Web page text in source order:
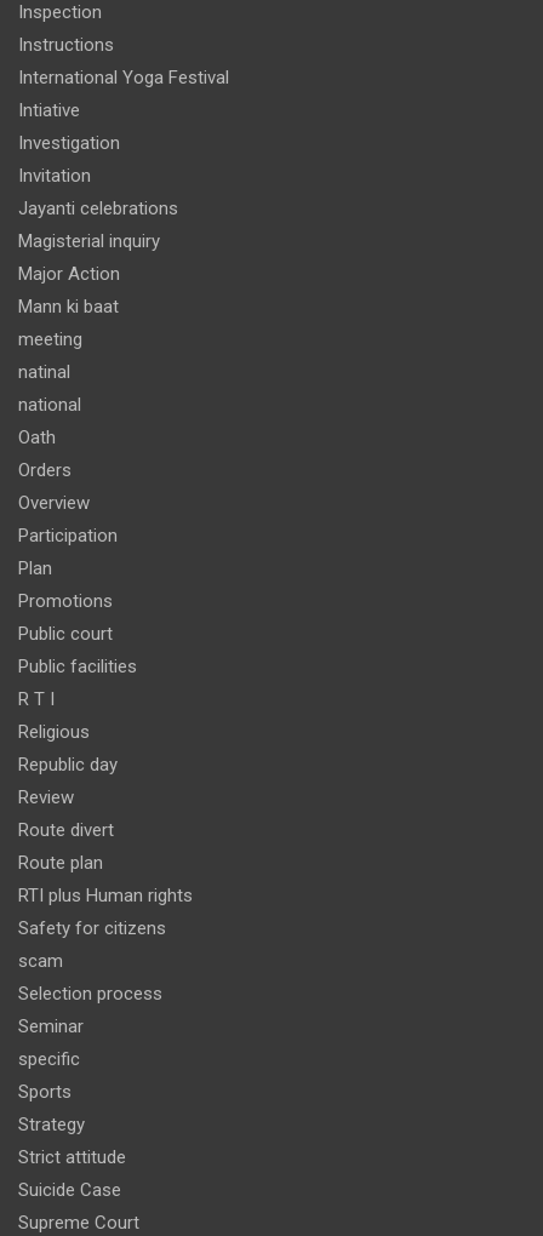
Inspection
Instructions
International Yoga Festival
Intiative
Investigation
Invitation
Jayanti celebrations
Magisterial inquiry
Major Action
Mann ki baat
meeting
natinal
national
Oath
Orders
Overview
Participation
Plan
Promotions
Public court
Public facilities
R T I
Religious
Republic day
Review
Route divert
Route plan
RTI plus Human rights
Safety for citizens
scam
Selection process
Seminar
specific
Sports
Strategy
Strict attitude
Suicide Case
Supreme Court